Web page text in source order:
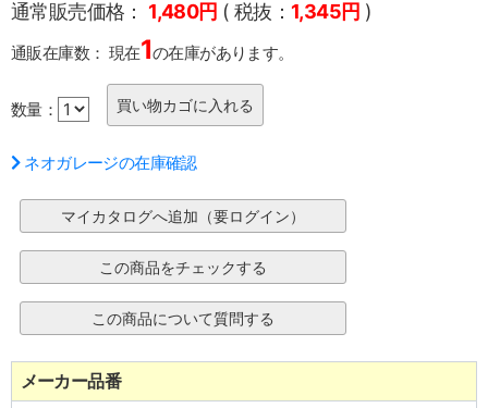
通常販売価格： 1,480円 ( 税抜： 1,345円 )
通販在庫数： 現在1の在庫があります。
数量：
ネオガレージの在庫確認
メーカー品番